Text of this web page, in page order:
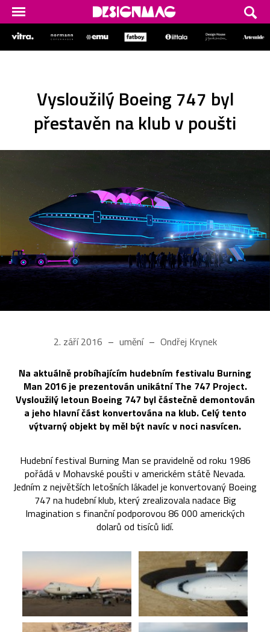
Vysloužilý Boeing 747 byl
přestavěn na klub v poušti
2. září 2016 umění Ondřej Krynek
Na aktuálně probíhajícím hudebním festivalu Burning
Man 2016 je prezentován unikátní The 747 Project.
Vysloužilý letoun Boeing 747 byl částečně demontován
a jeho hlavní část konvertována na klub. Celý tento
výtvarný objekt by měl být navíc v noci nasvícen.
Hudební festival Burning Man se pravidelně od roku 1986
pořádá v Mohavské poušti v americkém státě Nevada.
Jedním z největších letošních lákadel je konvertovaný Boeing
747 na hudební klub, který zrealizovala nadace Big
Imagination s finanční podporovou 86 000 amerických
dolarů od tisíců lidí.